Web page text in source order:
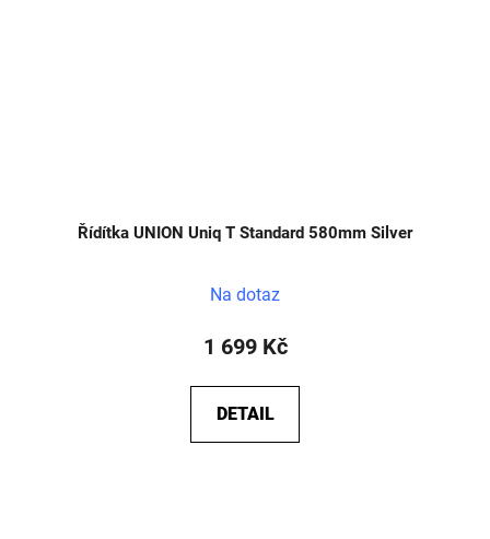
Řídítka UNION Uniq T Standard 580mm Silver
Na dotaz
1 699 Kč
DETAIL